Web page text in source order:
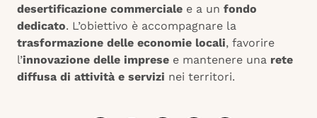
desertificazione commerciale e a un fondo
dedicato. L’obiettivo è accompagnare la
trasformazione delle economie locali, favorire
l’innovazione delle imprese e mantenere una rete
diffusa di attività e servizi nei territori.